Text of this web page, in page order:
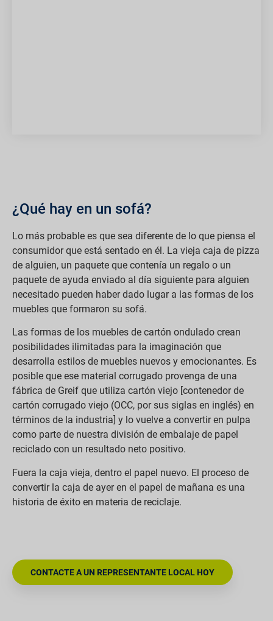
¿Qué hay en un sofá?
Lo más probable es que sea diferente de lo que piensa el
consumidor que está sentado en él. La vieja caja de pizza
de alguien, un paquete que contenía un regalo o un
paquete de ayuda enviado al día siguiente para alguien
necesitado pueden haber dado lugar a las formas de los
muebles que formaron su sofá.
Las formas de los muebles de cartón ondulado crean
posibilidades ilimitadas para la imaginación que
desarrolla estilos de muebles nuevos y emocionantes. Es
posible que ese material corrugado provenga de una
fábrica de Greif que utiliza cartón viejo [contenedor de
cartón corrugado viejo (OCC, por sus siglas en inglés) en
términos de la industria] y lo vuelve a convertir en pulpa
como parte de nuestra división de embalaje de papel
reciclado con un resultado neto positivo.
Fuera la caja vieja, dentro el papel nuevo. El proceso de
convertir la caja de ayer en el papel de mañana es una
historia de éxito en materia de reciclaje.
CONTACTE A UN REPRESENTANTE LOCAL HOY